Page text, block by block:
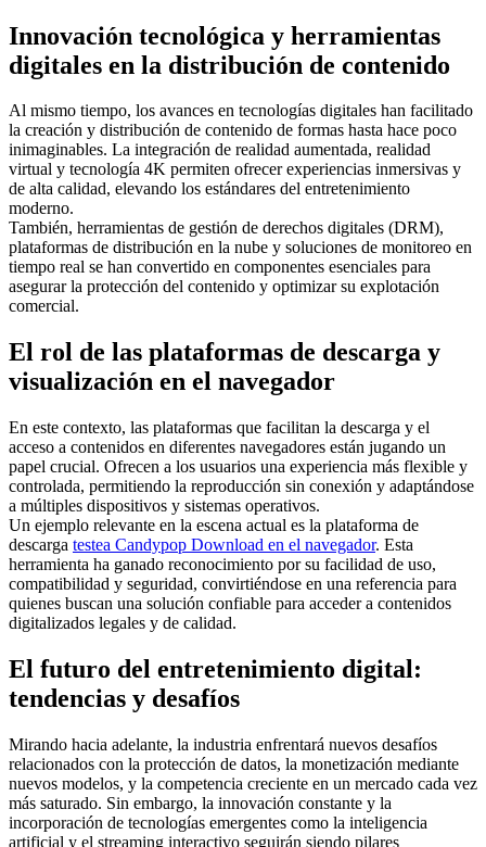
Innovación tecnológica y herramientas
digitales en la distribución de contenido
Al mismo tiempo, los avances en tecnologías digitales han facilitado
la creación y distribución de contenido de formas hasta hace poco
inimaginables. La integración de realidad aumentada, realidad
virtual y tecnología 4K permiten ofrecer experiencias inmersivas y
de alta calidad, elevando los estándares del entretenimiento
moderno.
También, herramientas de gestión de derechos digitales (DRM),
plataformas de distribución en la nube y soluciones de monitoreo en
tiempo real se han convertido en componentes esenciales para
asegurar la protección del contenido y optimizar su explotación
comercial.
El rol de las plataformas de descarga y
visualización en el navegador
En este contexto, las plataformas que facilitan la descarga y el
acceso a contenidos en diferentes navegadores están jugando un
papel crucial. Ofrecen a los usuarios una experiencia más flexible y
controlada, permitiendo la reproducción sin conexión y adaptándose
a múltiples dispositivos y sistemas operativos.
Un ejemplo relevante en la escena actual es la plataforma de
descarga testea Candypop Download en el navegador. Esta
herramienta ha ganado reconocimiento por su facilidad de uso,
compatibilidad y seguridad, convirtiéndose en una referencia para
quienes buscan una solución confiable para acceder a contenidos
digitalizados legales y de calidad.
El futuro del entretenimiento digital:
tendencias y desafíos
Mirando hacia adelante, la industria enfrentará nuevos desafíos
relacionados con la protección de datos, la monetización mediante
nuevos modelos, y la competencia creciente en un mercado cada vez
más saturado. Sin embargo, la innovación constante y la
incorporación de tecnologías emergentes como la inteligencia
artificial y el streaming interactivo seguirán siendo pilares